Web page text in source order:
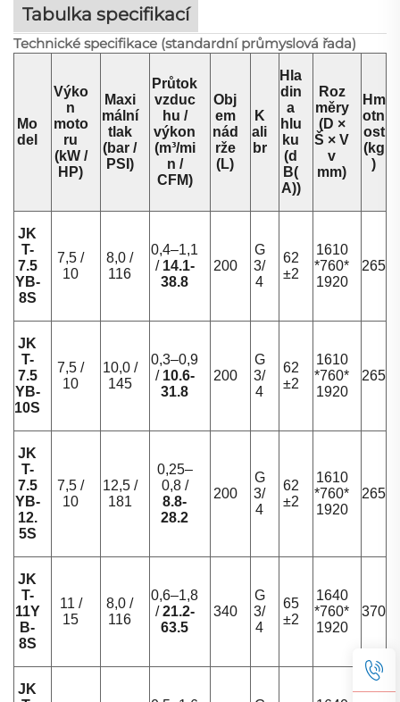
Tabulka specifikací
Technické specifikace (standardní průmyslová řada)
Mo
del
Výko
n
moto
ru
(kW /
HP)
Maxi
mální
tlak
(bar /
PSI)
Průtok
vzduc
hu /
výkon
(m³/mi
n /
CFM)
Obj
em
nád
rže
(L)
K
ali
br
Hla
din
a
hlu
ku
(d
B(
A))
Roz
měry
(D ×
Š × V
v
mm)
Hm
otn
ost
(kg
)
JK
T-
7.5
YB-
8S
7,5 /
10
8,0 /
116
0,4–1,1
/ 14.1-
38.8
200
G
3/
4
62
±2
1610
*760*
1920
265
JK
T-
7.5
YB-
10S
7,5 /
10
10,0 /
145
0,3–0,9
/ 10.6-
31.8
200
G
3/
4
62
±2
1610
*760*
1920
265
JK
T-
7.5
YB-
12.
5S
7,5 /
10
12,5 /
181
0,25–
0,8 /
8.8-
28.2
200
G
3/
4
62
±2
1610
*760*
1920
265
JK
T-
11Y
B-
8S
11 /
15
8,0 /
116
0,6–1,8
/21.2-
63.5
340
G
3/
4
65
±2
1640
*760*
1920
370
JK